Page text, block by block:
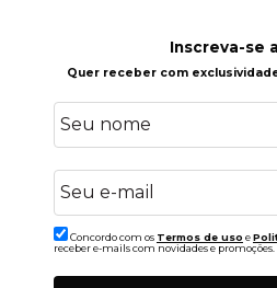
Inscreva-se
Quer receber com
Concordo com os Termos de uso e
receber e-mails com novidades e promoções.